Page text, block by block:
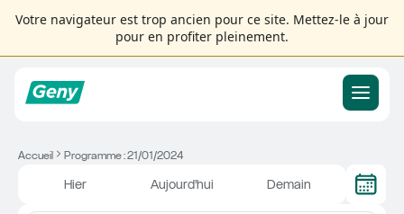
Votre navigateur est trop ancien pour ce site. Mettez-le à jour
pour en profiter pleinement.
Accueil Programme : 21/01/2024
Hier Aujourd'hui Demain